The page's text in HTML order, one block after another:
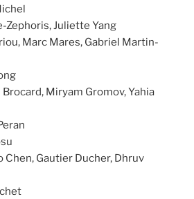
Zephoris, Juliette Yang
Marc Mares, Gabriel Martin-
Miryam Gromov, Yahia
Chen, Gautier Ducher, Dhruv